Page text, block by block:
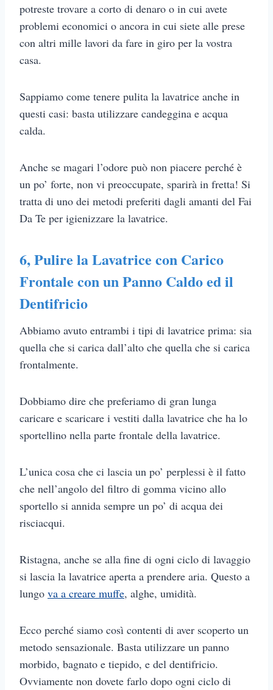
potreste trovare a corto di denaro o in cui avete
problemi economici o ancora in cui siete alle prese
con altri mille lavori da fare in giro per la vostra
casa.
Sappiamo come tenere pulita la lavatrice anche in
questi casi: basta utilizzare candeggina e acqua
calda.
Anche se magari l’odore può non piacere perché è
un po’ forte, non vi preoccupate, sparirà in fretta! Si
tratta di uno dei metodi preferiti dagli amanti del Fai
Da Te per igienizzare la lavatrice.
6, Pulire la Lavatrice con Carico
Frontale con un Panno Caldo ed il
Dentifricio
Abbiamo avuto entrambi i tipi di lavatrice prima: sia
quella che si carica dall’alto che quella che si carica
frontalmente.
Dobbiamo dire che preferiamo di gran lunga
caricare e scaricare i vestiti dalla lavatrice che ha lo
sportellino nella parte frontale della lavatrice.
L’unica cosa che ci lascia un po’ perplessi è il fatto
che nell’angolo del filtro di gomma vicino allo
sportello si annida sempre un po’ di acqua dei
risciacqui.
Ristagna, anche se alla fine di ogni ciclo di lavaggio
si lascia la lavatrice aperta a prendere aria. Questo a
lungo va a creare muffe, alghe, umidità.
Ecco perché siamo così contenti di aver scoperto un
metodo sensazionale. Basta utilizzare un panno
morbido, bagnato e tiepido, e del dentifricio.
Ovviamente non dovete farlo dopo ogni ciclo di